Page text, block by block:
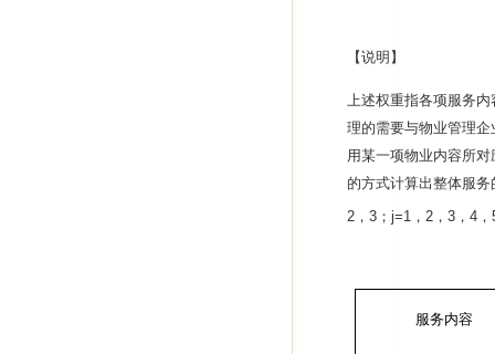
【说明 】
上述权重指各项服务
理的需要与物业管理
用某一项物业内容所
的方式计算出整体服务
2， 3； j=1 ， 2， 3， 4，
服务内容